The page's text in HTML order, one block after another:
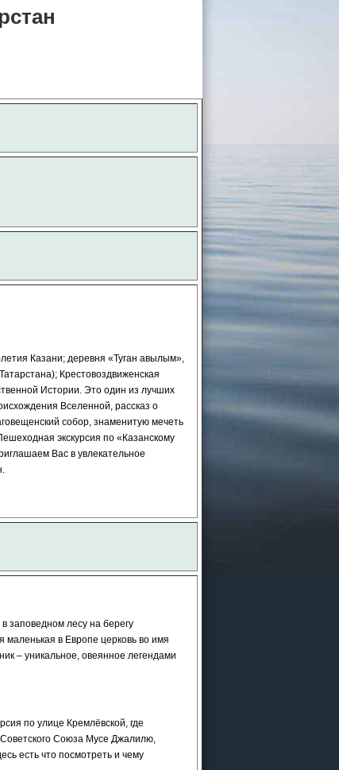
Казани; деревня «Туган авылым»,
Крестовоздвиженская
Истории. Это один из лучших
Вселенной, рассказ о
собор, знаменитую мечеть
экскурсия по «Казанскому
Вас в увлекательное
заповедном лесу на берегу
маленькая в Европе церковь во имя
– уникальное, овеянное легендами
по улице Кремлёвской, где
Союза Мусе Джалилю,
есть что посмотреть и чему